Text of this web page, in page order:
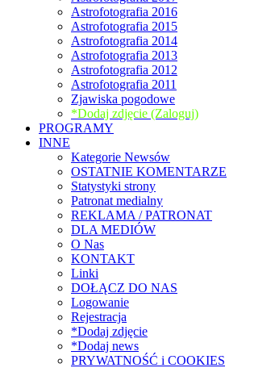
Astrofotografia 2016
Astrofotografia 2015
Astrofotografia 2014
Astrofotografia 2013
Astrofotografia 2012
Astrofotografia 2011
Zjawiska pogodowe
*Dodaj zdjęcie (Zaloguj)
PROGRAMY
INNE
Kategorie Newsów
OSTATNIE KOMENTARZE
Statystyki strony
Patronat medialny
REKLAMA / PATRONAT
DLA MEDIÓW
O Nas
KONTAKT
Linki
DOŁĄCZ DO NAS
Logowanie
Rejestracja
*Dodaj zdjęcie
*Dodaj news
PRYWATNOŚĆ i COOKIES